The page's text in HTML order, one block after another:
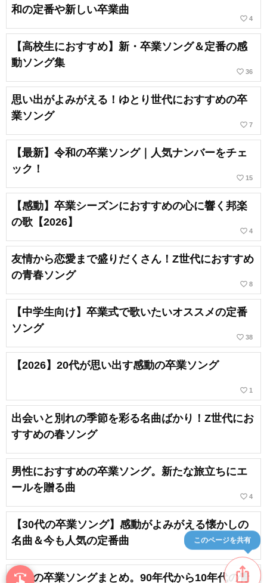
和の定番や新しい卒業曲
favorite_border 4
【高校生におすすめ】新・卒業ソング＆定番の感
動ソング集
favorite_border 36
思い出がよみがえる！ゆとり世代におすすめの卒
業ソング
favorite_border 7
【最新】令和の卒業ソング｜人気ナンバーをチェ
ック！
favorite_border 15
【感動】卒業シーズンにおすすめの心に響く邦楽
の歌【2026】
favorite_border 4
友情から恋愛まで盛りだくさん！Z世代におすすめ
の青春ソング
favorite_border 8
【中学生向け】卒業式で歌いたいオススメの定番
ソング
favorite_border 38
【2026】20代が思い出す感動の卒業ソング
favorite_border 1
出会いと別れの季節を彩る名曲ばかり！Z世代にお
すすめの春ソング
男性におすすめの卒業ソング。新たな旅立ちにエ
ールを贈る曲
favorite_border 4
【30代の卒業ソング】感動がよみがえる懐かしの
名曲＆今も人気の定番曲
平成の卒業ソングまとめ。90年代から10年代の青
ios_share
このページを共有
swipe 指先で音楽をブラウズ